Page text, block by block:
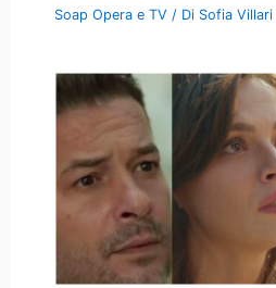
Soap Opera e TV / Di Sofia Villari